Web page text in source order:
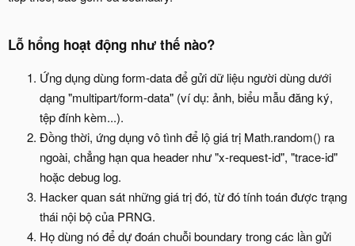
Lỗ hổng hoạt động như thế nào?​
Ứng dụng dùng form-data để gửi dữ liệu người dùng dưới
dạng "multipart/form-data" (ví dụ: ảnh, biểu mẫu đăng ký,
tệp đính kèm...).
Đồng thời, ứng dụng vô tình để lộ giá trị Math.random() ra
ngoài, chẳng hạn qua header như "x-request-id", "trace-id"
hoặc debug log.
Hacker quan sát những giá trị đó, từ đó tính toán được trạng
thái nội bộ của PRNG.
Họ dùng nó để dự đoán chuỗi boundary trong các lần gửi